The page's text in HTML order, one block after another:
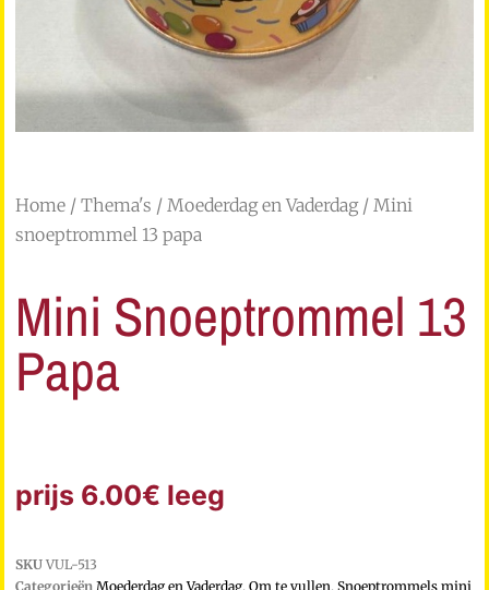
Home / Thema's / Moederdag en Vaderdag/ Mini
snoeptrommel 13 papa
Mini Snoeptrommel 13
Papa
prijs 6.00€ leeg
SKU VUL-513
Categorieën Moederdag en Vaderdag, Om te vullen, Snoeptrommels mini